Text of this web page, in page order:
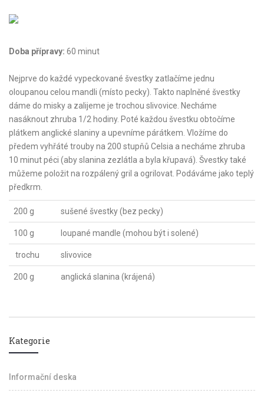
Doba přípravy: 60 minut
Nejprve do každé vypeckované švestky zatlačíme jednu
oloupanou celou mandli (místo pecky). Takto naplněné švestky
dáme do misky a zalijeme je trochou slivovice. Necháme
nasáknout zhruba 1/2 hodiny. Poté každou švestku obtočíme
plátkem anglické slaniny a upevníme párátkem. Vložíme do
předem vyhřáté trouby na 200 stupňů Celsia a necháme zhruba
10 minut péci (aby slanina zezlátla a byla křupavá). Švestky také
můžeme položit na rozpálený gril a ogrilovat. Podáváme jako teplý
předkrm.
200 g sušené švestky (bez pecky)
100 g loupané mandle (mohou být i solené)
trochu slivovice
200 g anglická slanina (krájená)
Kategorie
Informační deska